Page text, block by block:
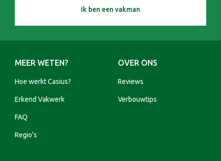
Ik ben een vakman
MEER WETEN?
Hoe werkt Casius?
Erkend Vakwerk
FAQ
Regio's
OVER ONS
Reviews
Verbouwtips